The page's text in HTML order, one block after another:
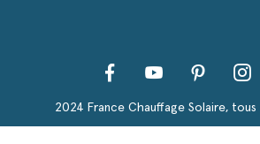
FacebookYouTube
2024 France Chauffage Solaire,
de confidentialité, en